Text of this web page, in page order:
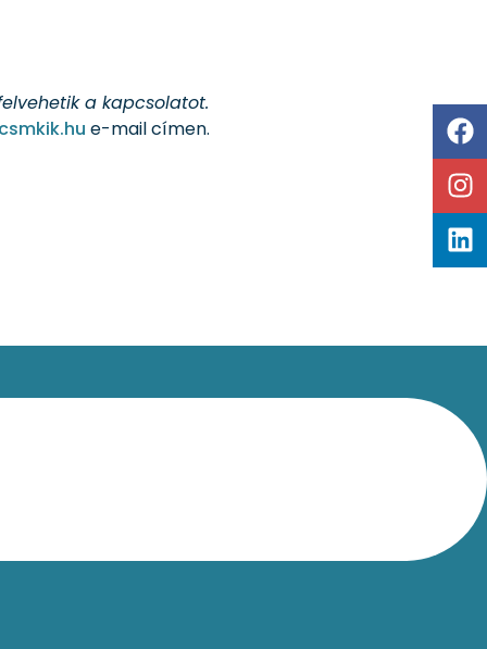
a kapcsolatot.
e-mail címen.